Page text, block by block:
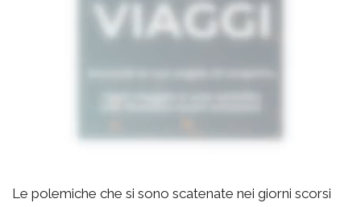
Le polemiche che si sono scatenate nei giorni scorsi